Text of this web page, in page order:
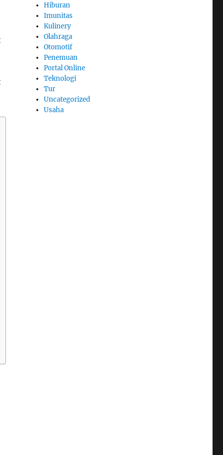
Hiburan
Imunitas
Kulinery
Olahraga
Otomotif
Penemuan
Portal Online
Teknologi
Tur
Uncategorized
Usaha